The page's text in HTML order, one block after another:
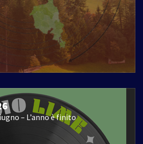
– L’anno è finito